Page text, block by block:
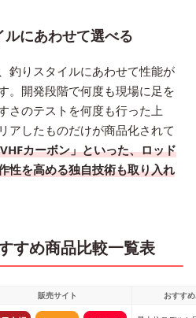
にあわせて選べる
釣りスタイルにあわせて性能が
。開発段階で何度も現場に足を
さのテストを何度も行った上
アしたものだけが商品化されて
カーボン」といった、ロッド
性を高める独自技術も取り入れ
すめ商品比較一覧表
販売サイト
おすす